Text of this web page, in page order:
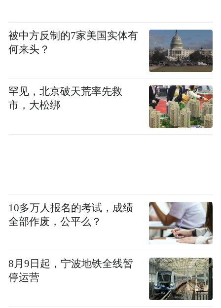
被中方反制的7家美国实体有
何来头？
罕见，北京破天荒率先救
市，大松绑
10多万人报名的考试，成绩
全部作废，公平么？
8月9日起，宁波地铁全线暂
停运营